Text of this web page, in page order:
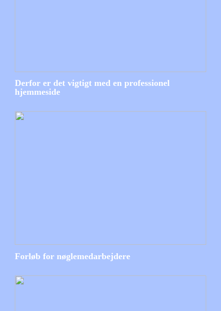
Derfor er det vigtigt med en professionel
hjemmeside
Forløb for nøglemedarbejdere